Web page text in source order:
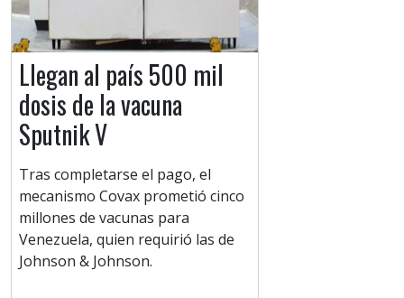
Llegan al país 500 mil
dosis de la vacuna
Sputnik V
Tras completarse el pago, el
mecanismo Covax prometió cinco
millones de vacunas para
Venezuela, quien requirió las de
Johnson & Johnson.